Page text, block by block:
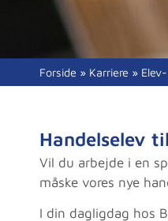
Forside » Karriere »
Handelselev
Vil du arbejde i en
måske vores nye
I din dagligdag hos